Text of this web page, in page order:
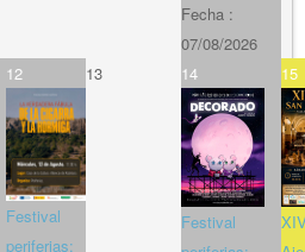
Fecha :
07/08/2026
12
Festival
periferias:
13 14
Festival
15